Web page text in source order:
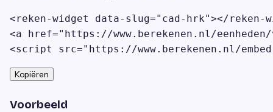
<reken-widget data-slug="cad-hrk"></reken-
<a href="https://www.berekenen.nl/
<script src="https://www.berekenen.nl/
Kopiëren
Voorbeeld